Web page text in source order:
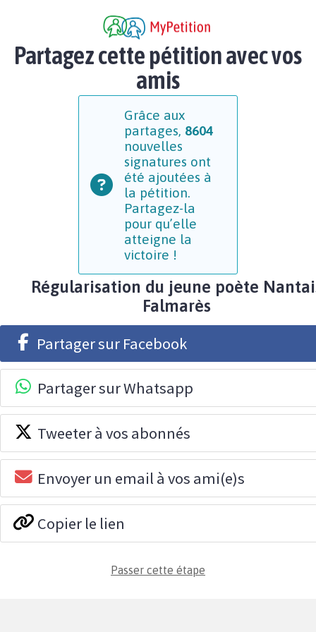
Partagez cette pétition avec vos
amis
Grâce aux
partages, 8604
nouvelles
signatures ont
été ajoutées à
la pétition.
Partagez-la
pour qu’elle
atteigne la
victoire !
Régularisation du jeune poète
Falmarès
Partager sur Facebook
Partager sur Whatsapp
Tweeter à vos abonnés
Envoyer un email à vos ami(e)s
Copier le lien
Passer cette étape